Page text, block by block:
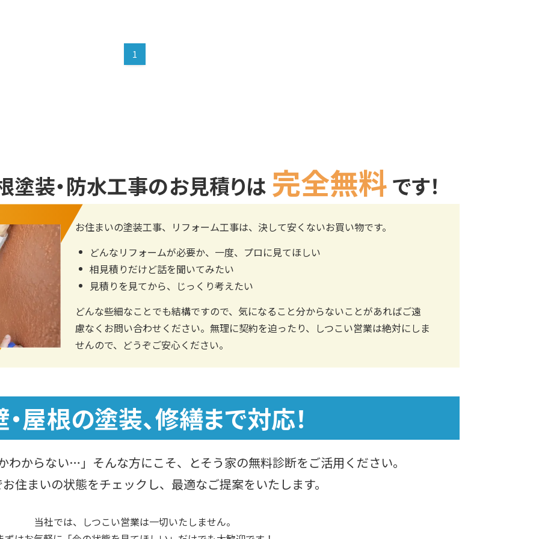
1
塗装・防水工事のお見積りは 完全無料 です！
お住まいの塗装工事、リフォーム工事は、決して安くないお買い物です。
どんなリフォームが必要か、一度、プロに見てほしい
相見積りだけど話を聞いてみたい
見積りを見てから、じっくり考えたい
どんな些細なことでも結構ですので、気になること分からないことがあればご遠
慮なくお問い合わせください。無理に契約を迫ったり、しつこい営業は絶対にしま
せんので、どうぞご安心ください。
屋根の塗装、修繕まで対応！
わからない…」 そんな方にこそ、とそう家の無料診断をご活用ください。
住まいの状態をチェックし、最適なご提案をいたします。
当社では、しつこい営業は一切いたしません。